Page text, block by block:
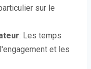
sur le
: Les temps
et les